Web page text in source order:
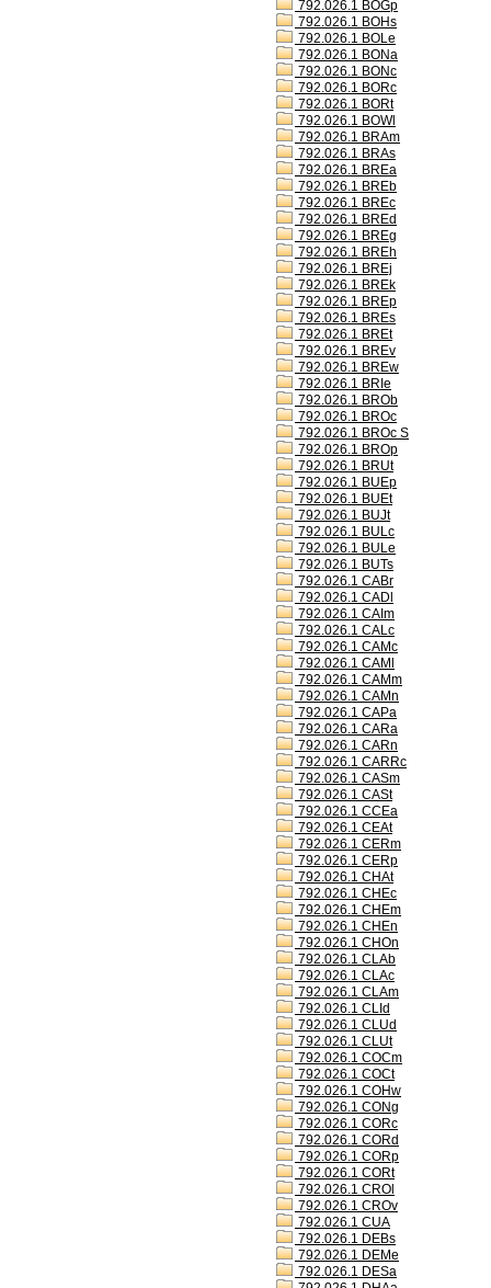
792.026.1 BOGp
792.026.1 BOHs
792.026.1 BOLe
792.026.1 BONa
792.026.1 BONc
792.026.1 BORc
792.026.1 BORt
792.026.1 BOWl
792.026.1 BRAm
792.026.1 BRAs
792.026.1 BREa
792.026.1 BREb
792.026.1 BREc
792.026.1 BREd
792.026.1 BREg
792.026.1 BREh
792.026.1 BREj
792.026.1 BREk
792.026.1 BREp
792.026.1 BREs
792.026.1 BREt
792.026.1 BREv
792.026.1 BREw
792.026.1 BRIe
792.026.1 BROb
792.026.1 BROc
792.026.1 BROc S
792.026.1 BROp
792.026.1 BRUt
792.026.1 BUEp
792.026.1 BUEt
792.026.1 BUJt
792.026.1 BULc
792.026.1 BULe
792.026.1 BUTs
792.026.1 CABr
792.026.1 CADl
792.026.1 CAIm
792.026.1 CALc
792.026.1 CAMc
792.026.1 CAMl
792.026.1 CAMm
792.026.1 CAMn
792.026.1 CAPa
792.026.1 CARa
792.026.1 CARn
792.026.1 CARRc
792.026.1 CASm
792.026.1 CASt
792.026.1 CCEa
792.026.1 CEAt
792.026.1 CERm
792.026.1 CERp
792.026.1 CHAt
792.026.1 CHEc
792.026.1 CHEm
792.026.1 CHEn
792.026.1 CHOn
792.026.1 CLAb
792.026.1 CLAc
792.026.1 CLAm
792.026.1 CLId
792.026.1 CLUd
792.026.1 CLUt
792.026.1 COCm
792.026.1 COCt
792.026.1 COHw
792.026.1 CONg
792.026.1 CORc
792.026.1 CORd
792.026.1 CORp
792.026.1 CORt
792.026.1 CROl
792.026.1 CROv
792.026.1 CUA
792.026.1 DEBs
792.026.1 DEMe
792.026.1 DESa